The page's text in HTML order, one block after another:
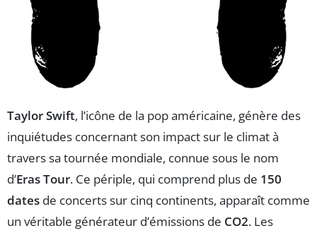
Taylor Swift, l’icône de la pop américaine, génère des
inquiétudes concernant son impact sur le climat à
travers sa tournée mondiale, connue sous le nom
d’Eras Tour. Ce périple, qui comprend plus de 150
dates de concerts sur cinq continents, apparaît comme
un véritable générateur d’émissions de CO2. Les